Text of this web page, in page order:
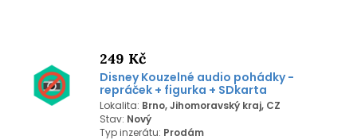
249 Kč
Disney Kouzelné audio pohádky -
repráček + figurka + SDkarta
Lokalita: Brno, Jihomoravský kraj, CZ
Stav: Nový
Typ inzerátu: Prodám